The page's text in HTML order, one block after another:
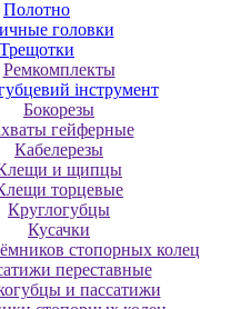
Полотно
головки
Трещотки
Ремкомплекты
інструмент
Бокорезы
гейферные
Кабелерезы
и щипцы
торцевые
Круглогубцы
Кусачки
стопорных колец
переставные
и пассатижи